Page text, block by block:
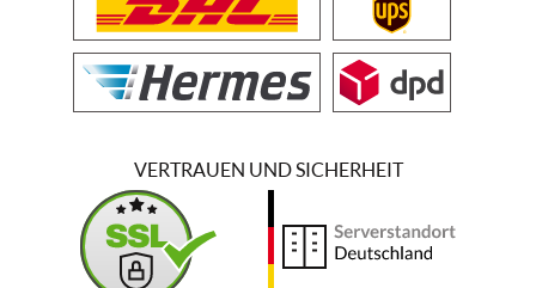
VERTRAUEN UND SICHERHEIT